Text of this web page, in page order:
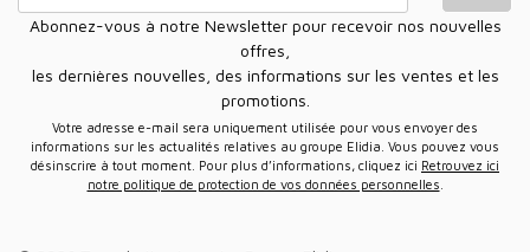
Abonnez-vous à notre Newsletter pour recevoir nos nouvelles
offres,
les dernières nouvelles, des informations sur les ventes et les
promotions.
Votre adresse e-mail sera uniquement utilisée pour vous envoyer des
informations sur les actualités relatives au groupe Elidia. Vous pouvez vous
désinscrire à tout moment. Pour plus d’informations, cliquez ici Retrouvez ici
notre politique de protection de vos données personnelles